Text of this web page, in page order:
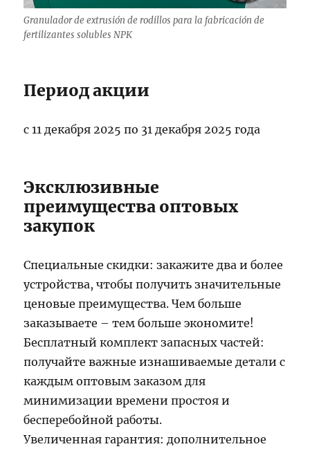
Granulador de extrusión de rodillos para la fabricación de
fertilizantes solubles NPK
Период акции
с 11 декабря 2025 по 31 декабря 2025 года
Эксклюзивные
преимущества оптовых
закупок
Специальные скидки: закажите два и более
устройства, чтобы получить значительные
ценовые преимущества. Чем больше
заказываете – тем больше экономите!
Бесплатный комплект запасных частей:
получайте важные изнашиваемые детали с
каждым оптовым заказом для
минимизации времени простоя и
бесперебойной работы.
Увеличенная гарантия: дополнительное